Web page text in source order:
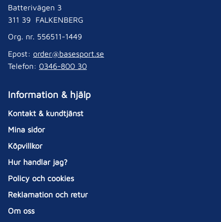
Batterivägen 3
311 39 FALKENBERG
Org. nr. 556511-1449
Epost: order@basesport.se
Telefon: 0346-800 30
Information & hjälp
Kontakt & kundtjänst
Mina sidor
Köpvillkor
Hur handlar jag?
Policy och cookies
Reklamation och retur
Om oss